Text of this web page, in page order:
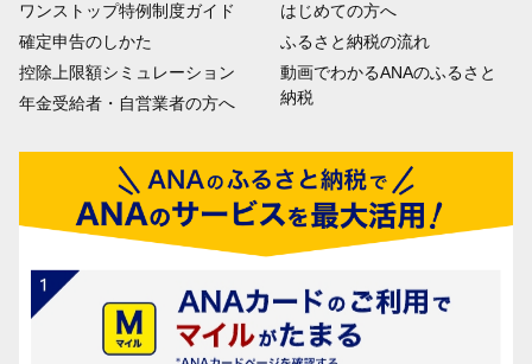
ワンストップ特例制度ガイド
確定申告のしかた
控除上限額シミュレーション
年金受給者・自営業者の方へ
はじめての方へ
ふるさと納税の流れ
動画でわかるANAのふるさと
納税